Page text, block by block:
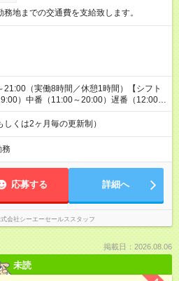
務地までの交通費を支給致します。
21:00（実働8時間／休憩1時間）【シフト
）中番（11:00～20:00）遅番（12:00～
くは2ヶ月毎の更新制）
務
応募する 詳細へ
会社シーエーセールススタッフ
掲載日：2026.08.06
未読